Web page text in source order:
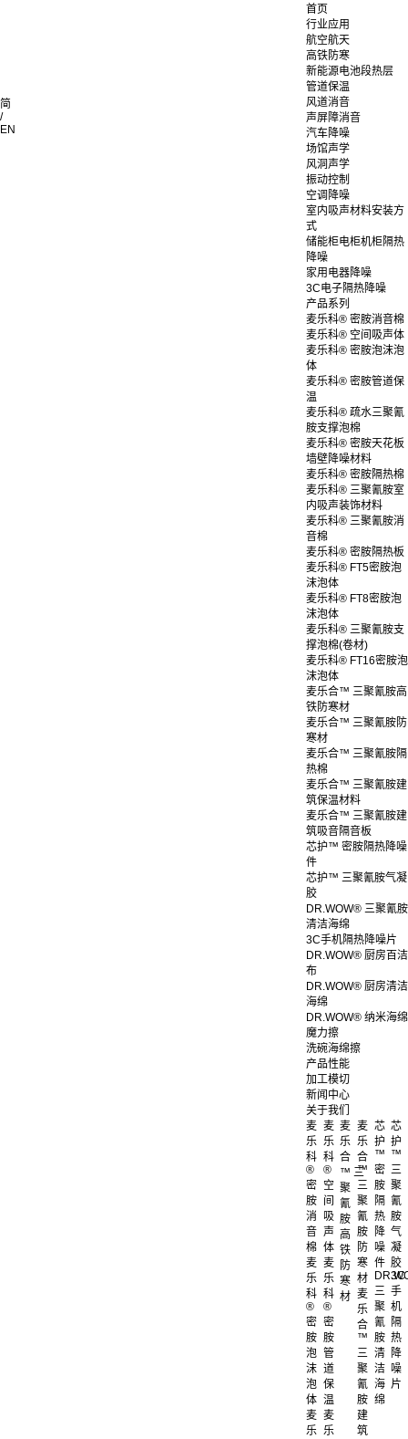
简
/
EN
首页
行业应用
航空航天
高铁防寒
新能源电池段热层
管道保温
风道消音
声屏障消音
汽车降噪
场馆声学
风洞声学
振动控制
空调降噪
室内吸声材料安装方
式
储能柜电柜机柜隔热
降噪
家用电器降噪
3C电子隔热降噪
产品系列
麦乐科® 密胺消音棉
麦乐科® 空间吸声体
麦乐科® 密胺泡沫泡
体
麦乐科® 密胺管道保
温
麦乐科® 疏水三聚氰
胺支撑泡棉
麦乐科® 密胺天花板
墙壁降噪材料
麦乐科® 密胺隔热棉
麦乐科® 三聚氰胺室
内吸声装饰材料
麦乐科® 三聚氰胺消
音棉
麦乐科® 密胺隔热板
麦乐科® FT5密胺泡
沫泡体
麦乐科® FT8密胺泡
沫泡体
麦乐科® 三聚氰胺支
撑泡棉(卷材)
麦乐科® FT16密胺泡
沫泡体
麦乐合™ 三聚氰胺高
铁防寒材
麦乐合™ 三聚氰胺防
寒材
麦乐合™ 三聚氰胺隔
热棉
麦乐合™ 三聚氰胺建
筑保温材料
麦乐合™ 三聚氰胺建
筑吸音隔音板
芯护™ 密胺隔热降噪
件
芯护™ 三聚氰胺气凝
胶
DR.WOW® 三聚氰胺
清洁海绵
3C手机隔热降噪片
DR.WOW® 厨房百洁
布
DR.WOW® 厨房清洁
海绵
DR.WOW® 纳米海绵
魔力擦
洗碗海绵擦
产品性能
加工模切
新闻中心
关于我们
麦
乐
科
®
密
胺
消
音
棉
麦
乐
科
®
空
间
吸
声
体
麦
乐
科
®
密
胺
泡
沫
泡
体
麦
乐
科
®
密
胺
管
道
保
温
麦
乐
麦
乐
麦
乐
合
™ 三
聚
氰
胺
高
铁
防
寒
材
麦
乐
合
™
三
聚
氰
胺
防
寒
材
麦
乐
合
™
三
聚
氰
胺
建
筑
芯
护
™
密
胺
隔
热
降
噪
件
芯
护
™
三
聚
氰
胺
气
凝
胶
三
聚
氰
胺
清
洁
海
绵
3C
手
机
隔
热
降
噪
片